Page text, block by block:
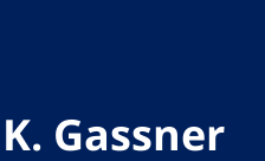
Gassner